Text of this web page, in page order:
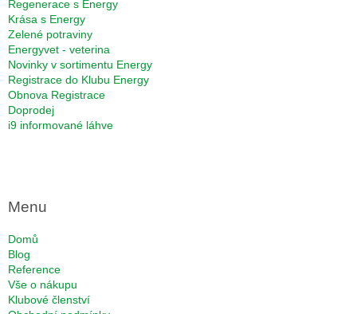
Regenerace s Energy
Krása s Energy
Zelené potraviny
Energyvet - veterina
Novinky v sortimentu Energy
Registrace do Klubu Energy
Obnova Registrace
Doprodej
i9 informované láhve
Menu
Domů
Blog
Reference
Vše o nákupu
Klubové členství